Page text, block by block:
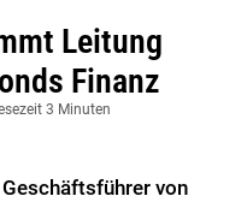
Leitung
Finanz
3 Minuten
von